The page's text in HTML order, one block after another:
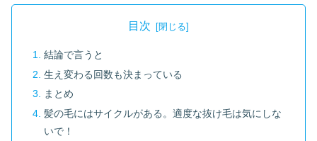
目次
結論で言うと
生え変わる回数も決まっている
まとめ
髪の毛にはサイクルがある。適度な抜け毛は気にしな
いで！